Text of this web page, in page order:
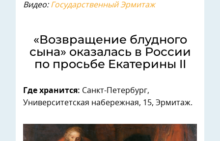
Видео: Государственный Эрмитаж
«Возвращение блудного
сына» оказалась в России
по просьбе Екатерины II
Где хранится: Санкт-Петербург,
Университетская набережная, 15, Эрмитаж.